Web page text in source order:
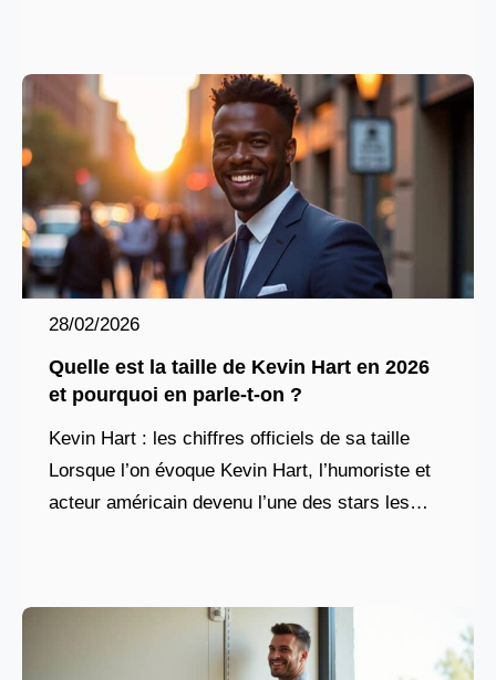
28/02/2026
Quelle est la taille de Kevin Hart en 2026
et pourquoi en parle-t-on ?
Kevin Hart : les chiffres officiels de sa taille
Lorsque l’on évoque Kevin Hart, l’humoriste et
acteur américain devenu l’une des stars les